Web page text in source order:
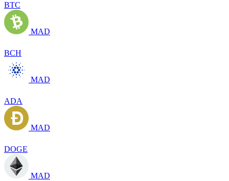
BTC
MAD
BCH
MAD
ADA
MAD
DOGE
MAD